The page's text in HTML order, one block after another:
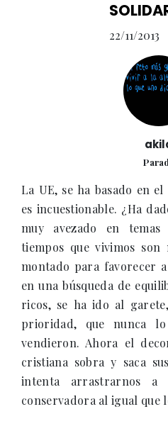
22/11/2013
La UE, se ha basado en
es incuestionable. ¿Ha
muy avezado en
tiempos que vivimos son
montado para favorecer
en una búsqueda de
ricos, se ha ido al
prioridad, que nunca
vendieron. Ahora el
cristiana sobra y saca
intenta arrastrarnos
conservadora al igual que